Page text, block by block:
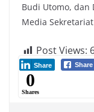
Budi Utomo, dan
Media
Post Views:
Share
Share
0
Shares